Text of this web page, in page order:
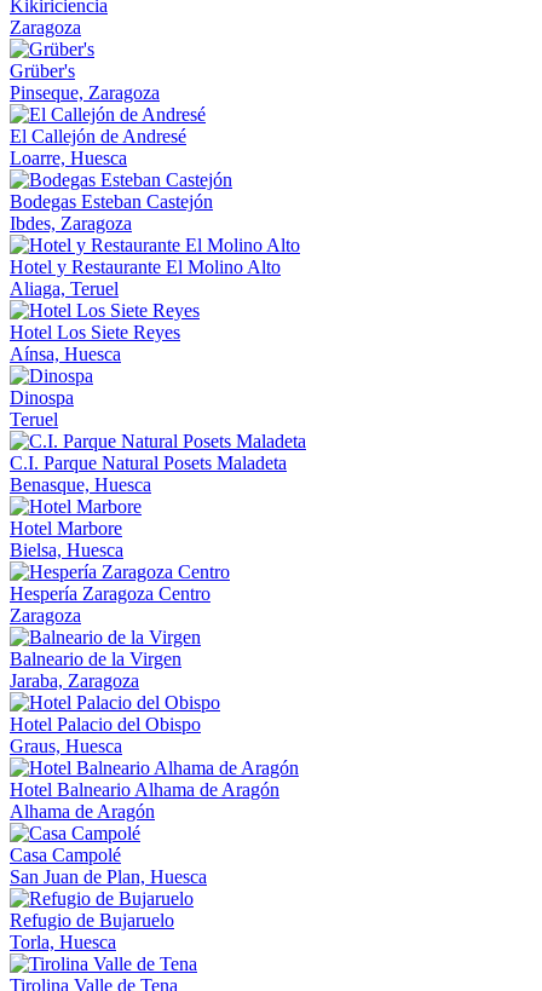
Kikiriciencia
Zaragoza
Grüber's
Pinseque, Zaragoza
El Callejón de Andresé
Loarre, Huesca
Bodegas Esteban Castejón
Ibdes, Zaragoza
Hotel y Restaurante El Molino Alto
Aliaga, Teruel
Hotel Los Siete Reyes
Aínsa, Huesca
Dinospa
Teruel
C.I. Parque Natural Posets Maladeta
Benasque, Huesca
Hotel Marbore
Bielsa, Huesca
Hespería Zaragoza Centro
Zaragoza
Balneario de la Virgen
Jaraba, Zaragoza
Hotel Palacio del Obispo
Graus, Huesca
Hotel Balneario Alhama de Aragón
Alhama de Aragón
Casa Campolé
San Juan de Plan, Huesca
Refugio de Bujaruelo
Torla, Huesca
Tirolina Valle de Tena